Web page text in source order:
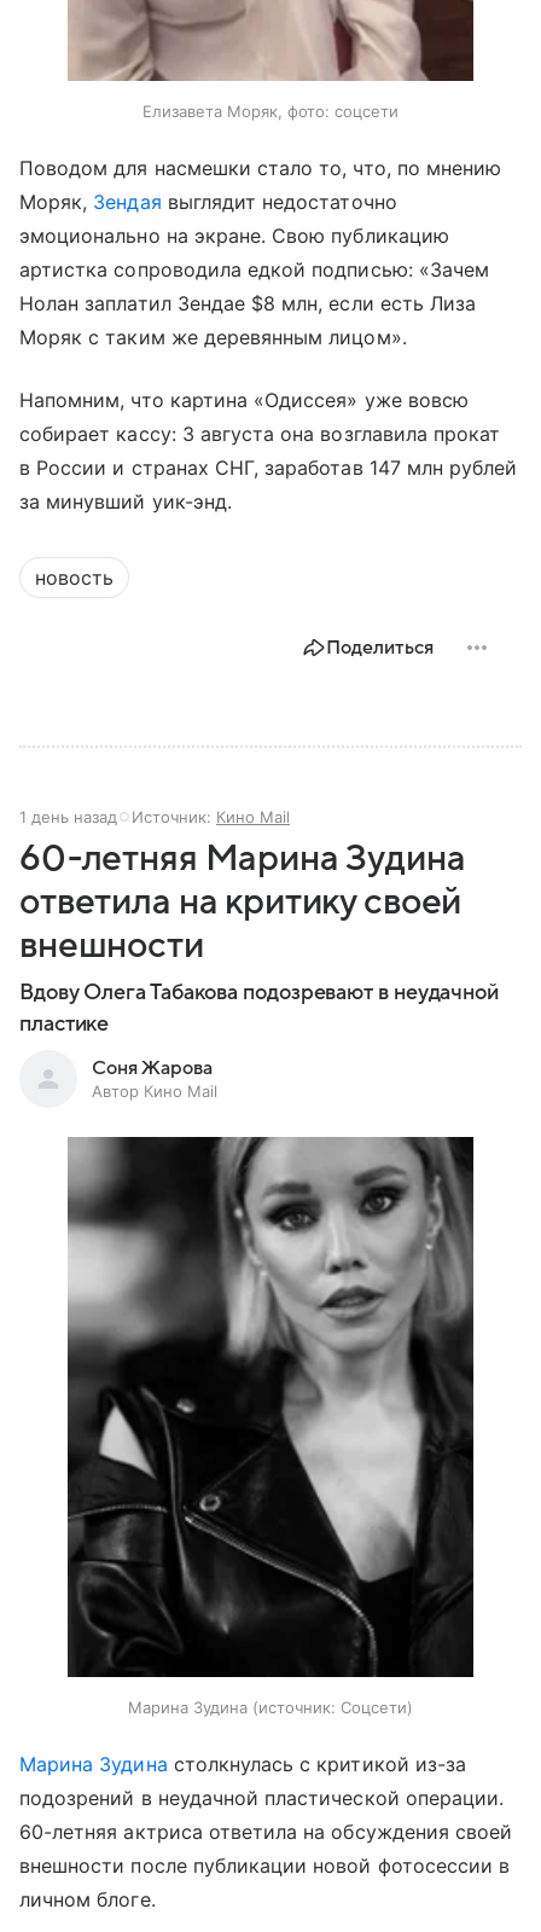
Елизавета Моряк, фото: соцсети
Поводом для насмешки стало то, что, по мнению
Моряк, Зендая выглядит недостаточно
эмоционально на экране. Свою публикацию
артистка сопроводила едкой подписью: «Зачем
Нолан заплатил Зендае $8 млн, если есть Лиза
Моряк с таким же деревянным лицом».
Напомним, что картина «Одиссея» уже вовсю
собирает кассу: 3 августа она возглавила прокат
в России и странах СНГ, заработав 147 млн рублей
за минувший уик-энд.
новость
Поделиться
1 день назад Источник: Кино Mail
60-летняя Марина Зудина
ответила на критику своей
внешности
Вдову Олега Табакова подозревают в неудачной
пластике
Соня Жарова
Автор Кино Mail
Марина Зудина (источник: Соцсети)
Марина Зудина столкнулась с критикой из-за
подозрений в неудачной пластической операции.
60-летняя актриса ответила на обсуждения своей
внешности после публикации новой фотосессии в
личном блоге.